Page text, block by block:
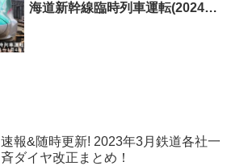
海道新幹線臨時列車運転(2024年1
速報&随時更新! 2023年3月鉄道各社一
斉ダイヤ改正まとめ！